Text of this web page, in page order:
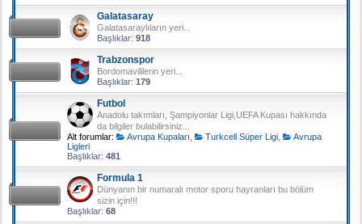
Galatasaray
Galatasaraylıların yeri...
Başlıklar: 918
Trabzonspor
Bordomavililerin yeri...
Başlıklar: 179
Futbol
Anadolu takımları, Şampiyonlar Ligi,UEFA Kupası hakkında
da bilgiler bulabilirsiniz...
Alt forumlar:
Avrupa Kupaları Turkcell Süper Ligi,
Avrupa
Ligleri
Başlıklar: 481
Formula 1
Dünyanın bir numaralı motor sporu hayranları bu bölüm
sizin için!!!
Başlıklar: 68